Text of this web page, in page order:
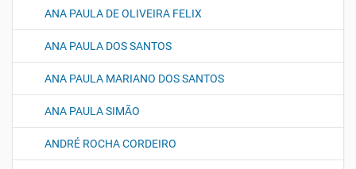
ANA PAULA DE OLIVEIRA FELIX
ANA PAULA DOS SANTOS
ANA PAULA MARIANO DOS SANTOS
ANA PAULA SIMÃO
ANDRÉ ROCHA CORDEIRO